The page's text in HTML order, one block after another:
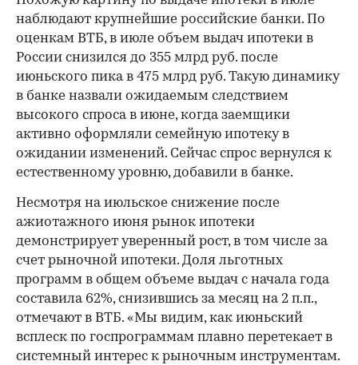
наблюдают крупнейшие российские банки. По
оценкам ВТБ, в июле объем выдач ипотеки в
России снизился до 355 млрд руб. после
июньского пика в 475 млрд руб. Такую динамику
в банке назвали ожидаемым следствием
высокого спроса в июне, когда заемщики
активно оформляли семейную ипотеку в
ожидании изменений. Сейчас спрос вернулся к
естественному уровню, добавили в банке.
Несмотря на июльское снижение после
ажиотажного июня рынок ипотеки
демонстрирует уверенный рост, в том числе за
счет рыночной ипотеки. Доля льготных
программ в общем объеме выдач с начала года
составила 62%, снизившись за месяц на 2 п.п.,
отмечают в ВТБ. «Мы видим, как июньский
всплеск по госпрограммам плавно перетекает в
системный интерес к рыночным инструментам.